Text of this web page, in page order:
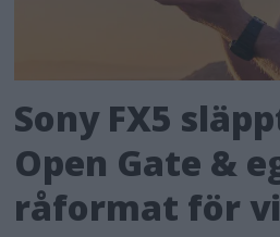
Sony FX5
Open Gate &
råformat för